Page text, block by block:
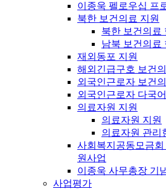
이종욱 펠로우십 프
북한 보건의료 지원
북한 보건의료
남북 보건의료
재외동포 지원
해외긴급구호 보건
외국인근로자 보건
외국인근로자 다국
의료자원 지원
의료자원 지원
의료자원 관리
사회복지공동모금회
원사업
이종욱 사무총장 기
사업평가